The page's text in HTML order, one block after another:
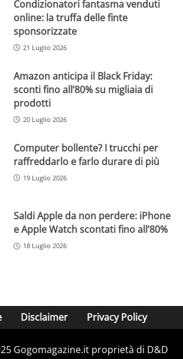
Condizionatori fantasma venduti
online: la truffa delle finte
sponsorizzate
21 Luglio 2026
Amazon anticipa il Black Friday:
sconti fino all’80% su migliaia di
prodotti
20 Luglio 2026
Computer bollente? I trucchi per
raffreddarlo e farlo durare di più
19 Luglio 2026
Saldi Apple da non perdere: iPhone
e Apple Watch scontati fino all’80%
18 Luglio 2026
Disclaimer Privacy Policy
Gogomagazine.it proprietà di D&D